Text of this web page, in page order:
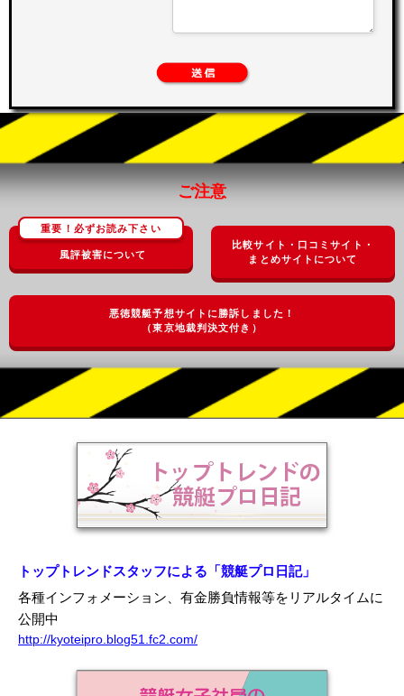
ご注意
重要！必ずお読み下さい
風評被害について
比較サイト・口コミサイト・
まとめサイトについて
悪徳競艇予想サイトに勝訴しました！
（東京地裁判決文付き）
トップトレンドスタッフによる「競艇プロ日記」
各種インフォメーション、有金勝負情報等をリアルタイムに
公開中
http://kyoteipro.blog51.fc2.com/